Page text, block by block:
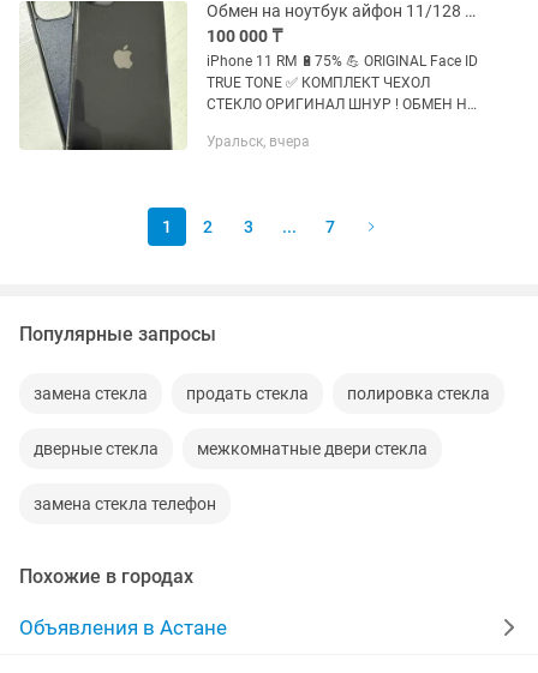
Обмен на ноутбук айфон 11/128 75% без ремонта
100 000 ₸
iPhone 11 RM 🔋75% 💪 ORIGINAL Face ID
TRUE TONE ✅ КОМПЛЕКТ ЧЕХОЛ
СТЕКЛО ОРИГИНАЛ ШНУР ! ОБМЕН НА
Уральск, вчера
1 2 3 ... 7
Популярные запросы
замена стекла продать стекла полировка стекла
дверные стекла межкомнатные двери стекла
замена стекла телефон
Похожие в городах
Объявления в Астане